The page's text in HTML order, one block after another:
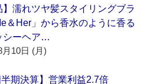
】濡れツヤ髪スタイリングブラ
＆Her」から香水のように香る
シーヘア…
月10日 (月)
期決算】営業利益2.7倍